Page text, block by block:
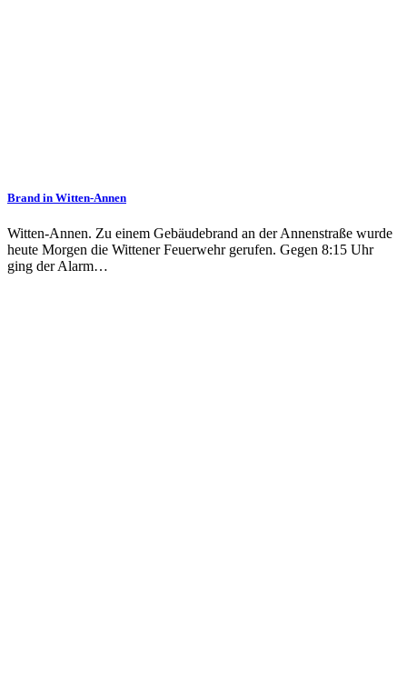
Brand in Witten-Annen
Witten-Annen. Zu einem Gebäudebrand an der Annenstraße wurde
heute Morgen die Wittener Feuerwehr gerufen. Gegen 8:15 Uhr
ging der Alarm…